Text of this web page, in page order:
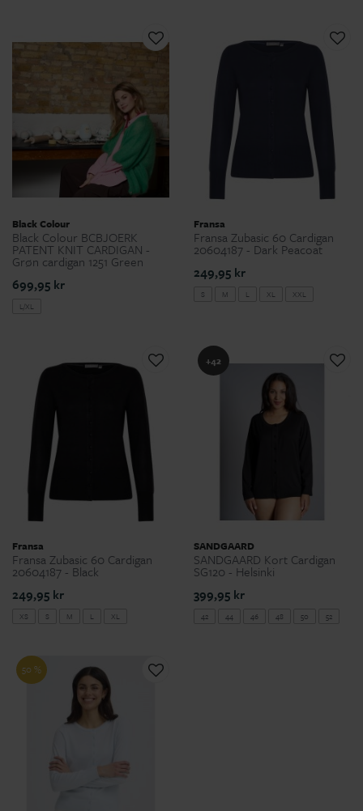
Black Colour
Black Colour BCBJOERK
PATENT KNIT CARDIGAN -
Grøn cardigan 1251 Green
699,95 kr
L/XL
Fransa
Fransa Zubasic 60 Cardigan
20604187 - Dark Peacoat
249,95 kr
S M L XL XXL
Fransa
Fransa Zubasic 60 Cardigan
20604187 - Black
249,95 kr
XS S M L XL
+42
SANDGAARD
SANDGAARD Kort Cardigan
SG120 - Helsinki
399,95 kr
42 44 46 48 50
52
50 %